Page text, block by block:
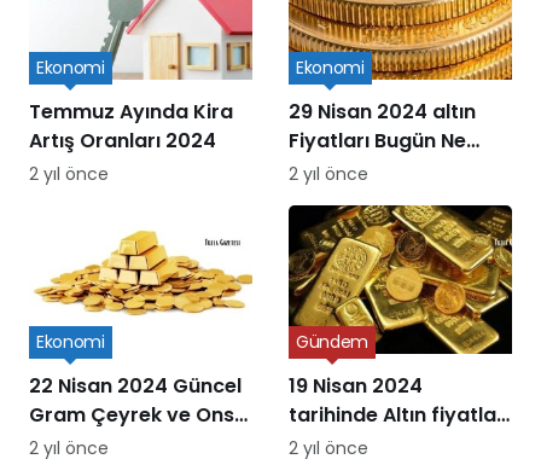
Temmuz Ayında Kira
Artış Oranları 2024
Ekonomi
2 yıl önce
29 Nisan 2024 altın
Fiyatları Bugün Ne
Kadar Oldu
Ekonomi
2 yıl önce
22 Nisan 2024 Güncel
Gram Çeyrek ve Ons
Altın Fiyatları
Ekonomi
2 yıl önce
19 Nisan 2024
tarihinde Altın fiyatları
ne kadar oldu
Gündem
2 yıl önce